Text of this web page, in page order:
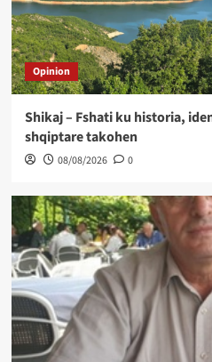
Opinion
Shikaj – Fshati ku historia,
shqiptare takohen
08/08/2026 0